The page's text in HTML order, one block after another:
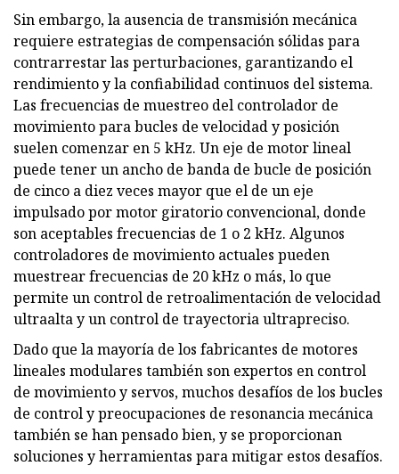
Sin embargo, la ausencia de transmisión mecánica
requiere estrategias de compensación sólidas para
contrarrestar las perturbaciones, garantizando el
rendimiento y la confiabilidad continuos del sistema.
Las frecuencias de muestreo del controlador de
movimiento para bucles de velocidad y posición
suelen comenzar en 5 kHz. Un eje de motor lineal
puede tener un ancho de banda de bucle de posición
de cinco a diez veces mayor que el de un eje
impulsado por motor giratorio convencional, donde
son aceptables frecuencias de 1 o 2 kHz. Algunos
controladores de movimiento actuales pueden
muestrear frecuencias de 20 kHz o más, lo que
permite un control de retroalimentación de velocidad
ultraalta y un control de trayectoria ultrapreciso.
Dado que la mayoría de los fabricantes de motores
lineales modulares también son expertos en control
de movimiento y servos, muchos desafíos de los bucles
de control y preocupaciones de resonancia mecánica
también se han pensado bien, y se proporcionan
soluciones y herramientas para mitigar estos desafíos.